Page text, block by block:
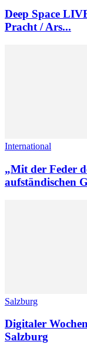
Deep Space
Pracht / Ars...
International
„Mit der Feder
aufständischen
Salzburg
Digitaler
Salzburg